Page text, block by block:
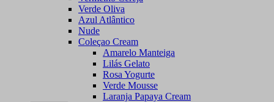
Verde Oliva
Azul Atlântico
Nude
Coleçao Cream
Amarelo Manteiga
Lilás Gelato
Rosa Yogurte
Verde Mousse
Laranja Papaya Cream